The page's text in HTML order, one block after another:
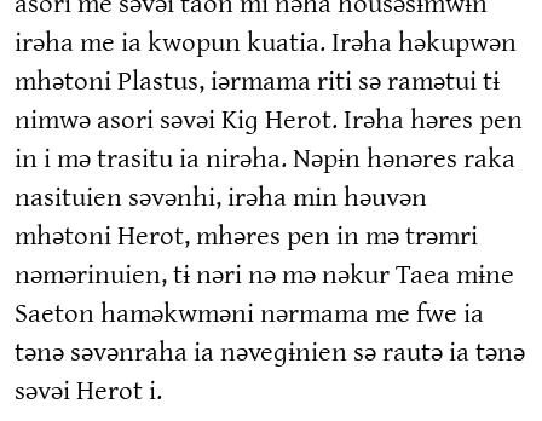
irəha me ia kwopun kuatia. Irəha həkupwən
mhətoni Plastus, iərmama riti sə ramətui tɨ
nimwə asori səvəi Kiɡ Herot. Irəha həres pen
in i mə trasitu ia nirəha. Nəpɨn hənəres raka
nasituien səvənhi, irəha min həuvən
mhətoni Herot, mhəres pen in mə trəmri
nəmərinuien, tɨ nəri nə mə nəkur Taea mɨne
Saeton haməkwməni nərmama me fwe ia
tənə səvənraha ia nəveɡɨnien sə rautə ia tənə
səvəi Herot i.